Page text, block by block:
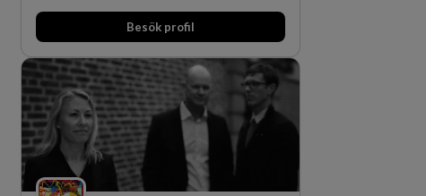
Besök profil